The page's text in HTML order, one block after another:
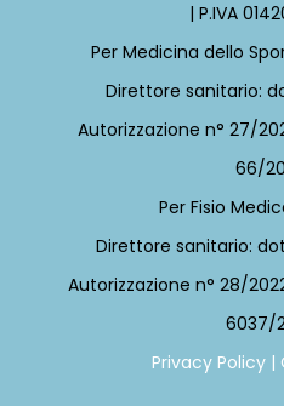
| P.IVA
Per Medicina dello
Direttore sanitario:
Autorizzazione n° 27/
66/
Per Fisio
Direttore sanitario:
Autorizzazione n° 28/
6037/
Privacy Policy|